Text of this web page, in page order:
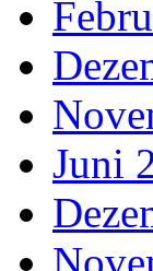
Juni